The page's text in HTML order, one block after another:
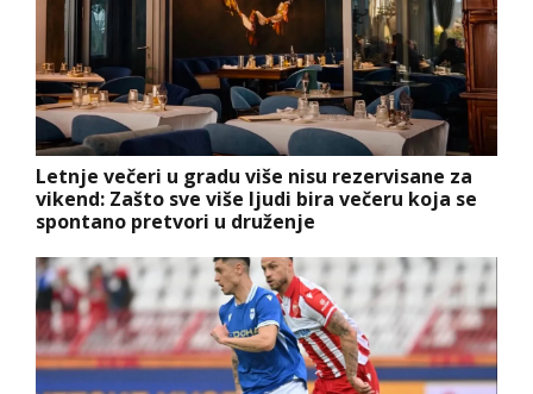
Letnje večeri u gradu više nisu rezervisane za
vikend: Zašto sve više ljudi bira večeru koja se
spontano pretvori u druženje